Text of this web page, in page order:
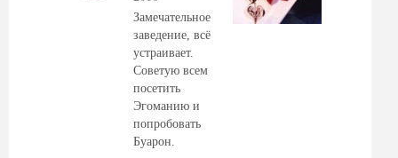
Замечательное
заведение, всё
устраивает.
Советую всем
посетить
Эгоманию и
попробовать
Буарон.